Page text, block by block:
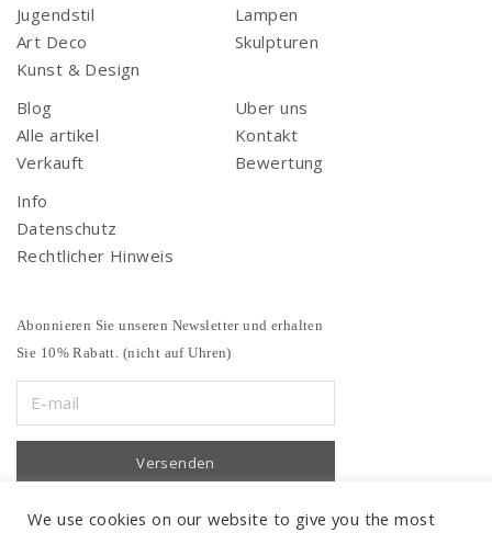
Jugendstil
Art Deco
Kunst & Design
Lampen
Skulpturen
Blog
Alle artikel
Verkauft
Uber uns
Kontakt
Bewertung
Info
Datenschutz
Rechtlicher Hinweis
Abonnieren Sie unseren Newsletter und erhalten
Sie 10% Rabatt. (nicht auf Uhren)
We use cookies on our website to give you the most